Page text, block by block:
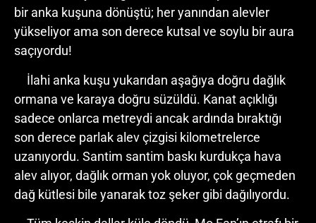
bir anka kuşuna dönüştü; her yanından alevler
yükseliyor ama son derece kutsal ve soylu bir aura
saçıyordu!
İlahi anka kuşu yukarıdan aşağıya doğru dağlık
ormana ve karaya doğru süzüldü. Kanat açıklığı
sadece onlarca metreydi ancak ardında bıraktığı
son derece parlak alev çizgisi kilometrelerce
uzanıyordu. Santim santim baskı kurdukça hava
alev alıyor, dağlık orman yok oluyor, çok geçmeden
dağ kütlesi bile yanarak toz şeker gibi dağılıyordu.